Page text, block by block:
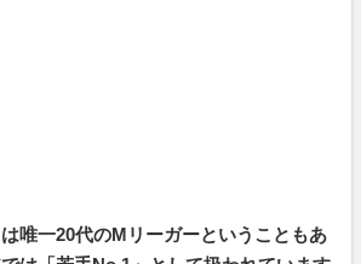
唯一20代のMリーガーということもあ